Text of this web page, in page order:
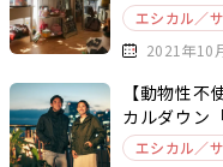
エシカル／
2021年10
【動物性
カルダウン
エシカル／